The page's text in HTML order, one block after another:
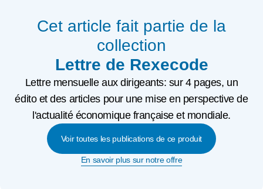
Cet article fait partie de la
collection
Lettre de Rexecode
Lettre mensuelle aux dirigeants: sur 4 pages, un
édito et des articles pour une mise en perspective de
l'actualité économique française et mondiale.
Voir toutes les publications de ce produit
En savoir plus sur notre offre